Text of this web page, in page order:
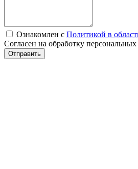
Ознакомлен с Политикой в
Согласен на обработку
Отправить